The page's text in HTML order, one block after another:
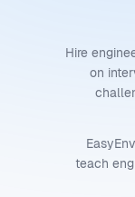
Hire
on
teach